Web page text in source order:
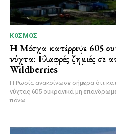
ΚΌΣΜΟΣ
Η Μόσχα κατέρριψε 605
νύχτα: Ελαφρές ζημιές σε
Wildberries
Η Ρωσία ανακοίνωσε σήμερα ότι
νύχτας 605 ουκρανικά μη
πάνω...